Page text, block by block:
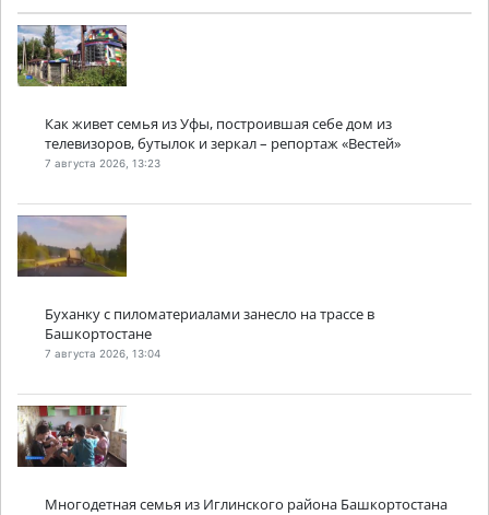
Как живет семья из Уфы, построившая себе дом из
телевизоров, бутылок и зеркал – репортаж «Вестей»
7 августа 2026, 13:23
Буханку с пиломатериалами занесло на трассе в
Башкортостане
7 августа 2026, 13:04
Многодетная семья из Иглинского района Башкортостана